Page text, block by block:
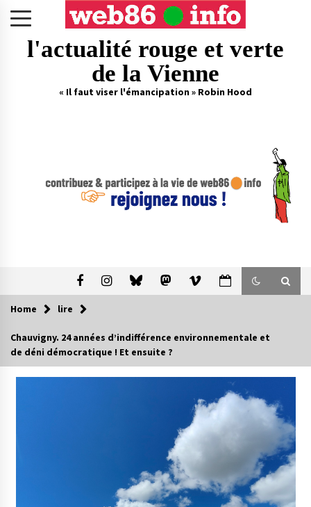
l'actualité rouge et verte
de la Vienne
« Il faut viser l'émancipation » Robin Hood
Home lire
Chauvigny. 24 années d’indifférence environnementale et
de déni démocratique ! Et ensuite ?